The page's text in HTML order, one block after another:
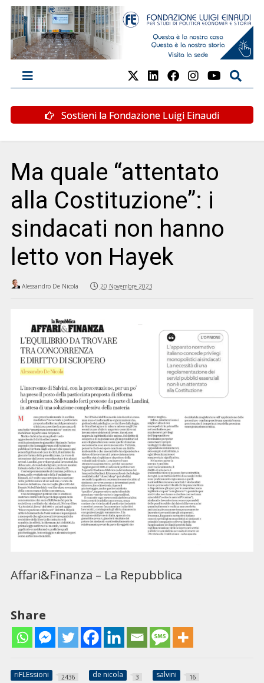
Sostieni la Fondazione Luigi Einaudi
Ma quale “attentato
alla Costituzione”: i
sindacati non hanno
letto von Hayek
Alessandro De Nicola 20 Novembre 2023
Affari&Finanza – La Repubblica
Share
riFLEssioni 2436 de nicola 3 salvini 16